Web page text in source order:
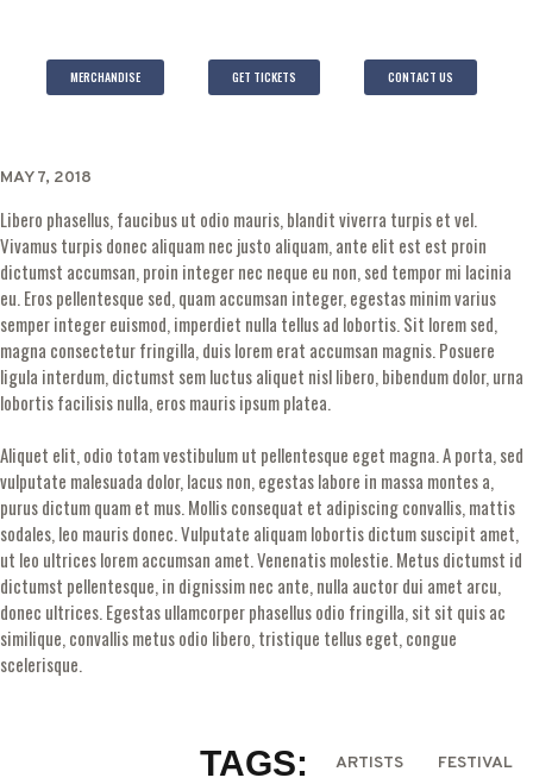
MERCHANDISE GET TICKETS CONTACT US
MAY 7, 2018
Libero phasellus, faucibus ut odio mauris, blandit viverra turpis et vel.
Vivamus turpis donec aliquam nec justo aliquam, ante elit est est proin
dictumst accumsan, proin integer nec neque eu non, sed tempor mi lacinia
eu. Eros pellentesque sed, quam accumsan integer, egestas minim varius
semper integer euismod, imperdiet nulla tellus ad lobortis. Sit lorem sed,
magna consectetur fringilla, duis lorem erat accumsan magnis. Posuere
ligula interdum, dictumst sem luctus aliquet nisl libero, bibendum dolor, urna
lobortis facilisis nulla, eros mauris ipsum platea.
Aliquet elit, odio totam vestibulum ut pellentesque eget magna. A porta, sed
vulputate malesuada dolor, lacus non, egestas labore in massa montes a,
purus dictum quam et mus. Mollis consequat et adipiscing convallis, mattis
sodales, leo mauris donec. Vulputate aliquam lobortis dictum suscipit amet,
ut leo ultrices lorem accumsan amet. Venenatis molestie. Metus dictumst id
dictumst pellentesque, in dignissim nec ante, nulla auctor dui amet arcu,
donec ultrices. Egestas ullamcorper phasellus odio fringilla, sit sit quis ac
similique, convallis metus odio libero, tristique tellus eget, congue
scelerisque.
TAGS: ARTISTS FESTIVAL